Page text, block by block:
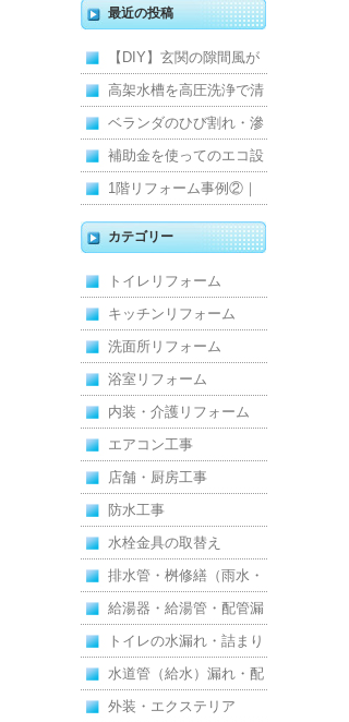
最近の投稿
【DIY】玄関の隙間風が
寒くて断熱ドアに交換し
ました
高架水槽を高圧洗浄で清
掃！衛生的な給水環境を
維持｜施工事例
ベランダのひび割れ・滲
みを解消！賃貸マンショ
ン防水工事
補助金を使ってのエコ設
備住宅リフォーム
1階リフォーム事例②｜
キッチン・床・収納を一
新し、扉新設で動線を整
えた全面改修
カテゴリー
トイレリフォーム
キッチンリフォーム
洗面所リフォーム
浴室リフォーム
内装・介護リフォーム
エアコン工事
店舗・厨房工事
防水工事
水栓金具の取替え
排水管・桝修繕（雨水・
汚水）
給湯器・給湯管・配管漏
れ
トイレの水漏れ・詰まり
水道管（給水）漏れ・配
管
外装・エクステリア